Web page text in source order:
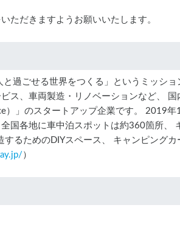
ただきますようお願いいたします。
過ごせる世界をつくる」というミッシ
ス、車両製造・リノベーションなど、
」のスタートアップ企業です。 2019年
国各地に車中泊スポットは約360箇所、
るためのDIYスペース、 キャンピング
）